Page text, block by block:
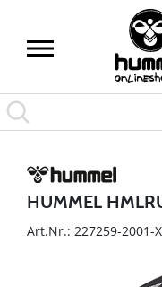
HUMMEL
Art.Nr.: 227259-2001-